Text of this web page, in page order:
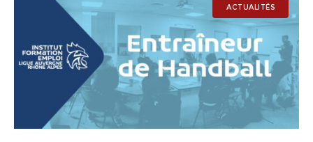
ACTUALITÉS